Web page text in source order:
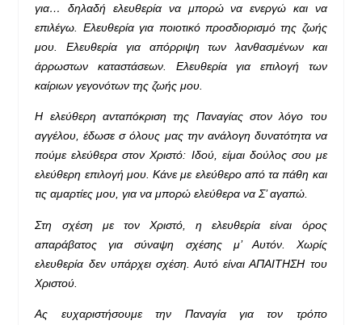
για… δηλαδή ελευθερία να μπορώ να ενεργώ και να
επιλέγω. Ελευθερία για ποιοτικό προσδιορισμό της ζωής
μου. Ελευθερία για απόρριψη των λανθασμένων και
άρρωστων καταστάσεων. Ελευθερία για επιλογή των
καίριων γεγονότων της ζωής μου.
Η ελεύθερη ανταπόκριση της Παναγίας στον λόγο του
αγγέλου, έδωσε σ όλους μας την ανάλογη δυνατότητα να
πούμε ελεύθερα στον Χριστό: Ιδού, είμαι δούλος σου με
ελεύθερη επιλογή μου. Κάνε με ελεύθερο από τα πάθη και
τις αμαρτίες μου, για να μπορώ ελεύθερα να Σ’ αγαπώ.
Στη σχέση με τον Χριστό, η ελευθερία είναι όρος
απαράβατος για σύναψη σχέσης μ’ Αυτόν. Χωρίς
ελευθερία δεν υπάρχει σχέση. Αυτό είναι ΑΠΑΙΤΗΣΗ του
Χριστού.
Ας ευχαριστήσουμε την Παναγία για τον τρόπο